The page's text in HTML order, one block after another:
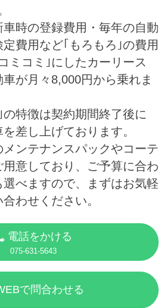
車時の登録費用・毎年の自動
費用など｢もろもろ｣の費用
ミコミ｣にしたカーリース
が月々8,000円から乗れま
の特徴は契約期間終了後に
差し上げております。
ンテナンスパックやコーテ
用意しており、ご予算に合わ
べますので、まずはお気軽
わせください。
電話をかける
075-631-5643
で問合わせる